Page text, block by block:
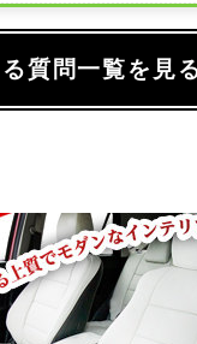
質問一覧を見